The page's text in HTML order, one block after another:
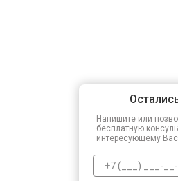
Напишите или
бесплатную
интересующему Вас